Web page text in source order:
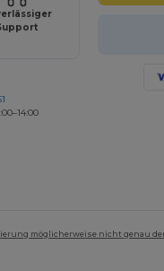
möglicherweise nicht genau